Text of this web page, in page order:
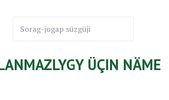
ÜÇIN NÄME